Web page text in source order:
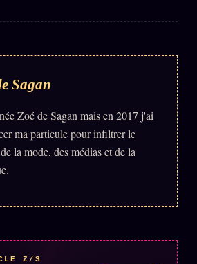
Sagan
Zoé de Sagan mais en 2017 j'ai
ma particule pour infiltrer le
la mode, des médias et de la
Z/S